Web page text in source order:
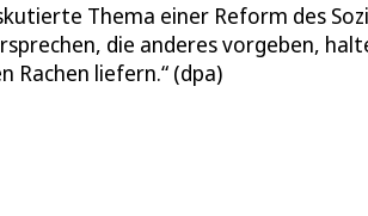
Thema einer Reform des
die anderes vorgeben,
Rachen liefern.“ (dpa)